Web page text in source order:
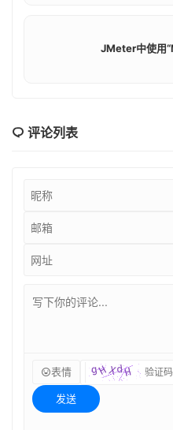
JMeter中使用
评论列表
表情
发送